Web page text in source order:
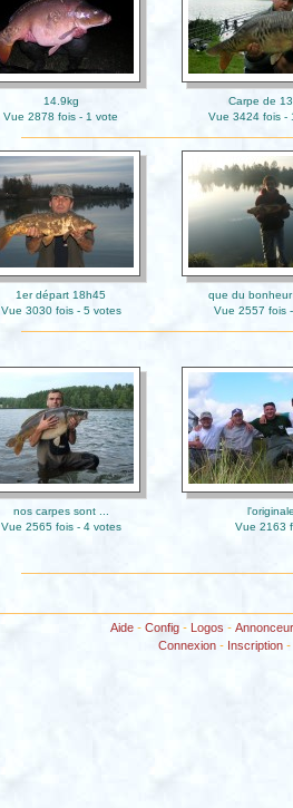
14.9kg
Vue 2878 fois - 1 vote
Carpe de
Vue 3424 fois -
1er départ 18h45
Vue 3030 fois - 5 votes
que du
Vue 2557 fois
nos carpes sont ...
Vue 2565 fois - 4 votes
Vue 2163
Aide- Config- Logos -
Connexion - Inscription -